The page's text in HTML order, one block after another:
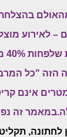
– לאירוע
הזה "כל
אינם
זה
לחתונה,